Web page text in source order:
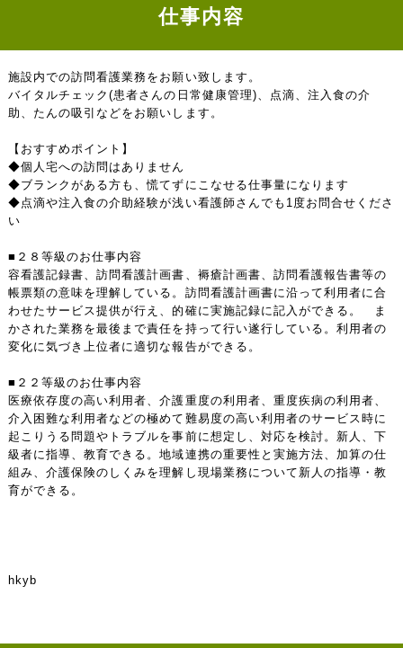
仕事内容
施設内での訪問看護業務をお願い致します。
バイタルチェック(患者さんの日常健康管理)、点滴、注入食の介
助、たんの吸引などをお願いします。
【おすすめポイント】
◆個人宅への訪問はありません
◆ブランクがある方も、慌てずにこなせる仕事量になります
◆点滴や注入食の介助経験が浅い看護師さんでも1度お問合せくださ
い
■２８等級のお仕事内容
容看護記録書、訪問看護計画書、褥瘡計画書、訪問看護報告書等の
帳票類の意味を理解している。訪問看護計画書に沿って利用者に合
わせたサービス提供が行え、的確に実施記録に記入ができる。 ま
かされた業務を最後まで責任を持って行い遂行している。利用者の
変化に気づき上位者に適切な報告ができる。
■２２等級のお仕事内容
医療依存度の高い利用者、介護重度の利用者、重度疾病の利用者、
介入困難な利用者などの極めて難易度の高い利用者のサービス時に
起こりうる問題やトラブルを事前に想定し、対応を検討。新人、下
級者に指導、教育できる。地域連携の重要性と実施方法、加算の仕
組み、介護保険のしくみを理解し現場業務について新人の指導・教
育ができる。
hkyb